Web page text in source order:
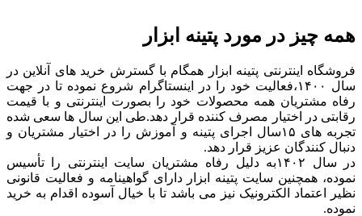
همه چیز در مورد پتینه ابزار
فروشگاه اینترنتی پتینه ابزار همگام با گسترش خرید های آنلاین در
سال ۱۴۰۰،فعالیت خود را در اینستاگرام شروع نموده تا در جهت
رفاه مشتریان همه محصولات خود را بصورت اینترنتی و با قیمت
رقابتی در اختیار مصرف کننده قرار دهد.طی این سال ها سعی شده
تجربه های ۱۵سال اجرای پتینه و آموزش را در اختیار مشتریان و
دنبال کنندگان عزیز قرار دهد.
در سال ۱۴۰۲به دلیل رفاه مشتریان سایت اینترنتی را تأسیس
نموده، همچنین سایت پتینه ابزار دارای گواهینامه و فعالیت قانونی
نظیر اعتماد الکترونیک نیز می باشد تا با خیال آسوده اقدام به خرید
نموده.